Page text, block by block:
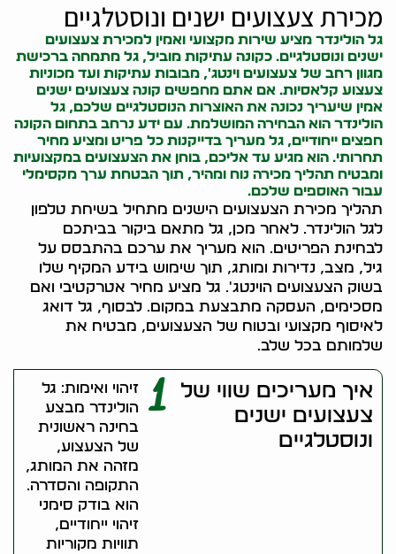
מכירת צעצועים ישנים ונוסטלגיים
גל הולינדר מציע שירות מקצועי ואמין למכירת צעצועים
ישנים ונוסטלגיים. כקונה עתיקות מוביל, גל מתמחה ברכישת
מגוון רחב של צעצועים וינטג', מבובות עתיקות ועד מכוניות
צעצוע קלאסיות. אם אתם מחפשים קונה צעצועים ישנים
אמין שיעריך נכונה את האוצרות הנוסטלגיים שלכם, גל
הולינדר הוא הבחירה המושלמת. עם ידע נרחב בתחום הקונה
חפצים ייחודיים, גל מעריך בדייקנות כל פריט ומציע מחיר
תחרותי. הוא מגיע עד אליכם, בוחן את הצעצועים במקצועיות
ומבטיח תהליך מכירה נוח ומהיר, תוך הבטחת ערך מקסימלי
עבור האוספים שלכם.
תהליך מכירת הצעצועים הישנים מתחיל בשיחת טלפון
לגל הולינדר. לאחר מכן, גל מתאם ביקור בביתכם
לבחינת הפריטים. הוא מעריך את ערכם בהתבסס על
גיל, מצב, נדירות ומותג, תוך שימוש בידע המקיף שלו
בשוק הצעצועים הוינטג'. גל מציע מחיר אטרקטיבי ואם
מסכימים, העסקה מתבצעת במקום. לבסוף, גל דואג
לאיסוף מקצועי ובטוח של הצעצועים, מבטיח את
שלמותם בכל שלב.
איך מעריכים שווי של
צעצועים ישנים
ונוסטלגיים
1
זיהוי ואימות: גל
הולינדר מבצע
בחינה ראשונית
של הצעצוע,
מזהה את המותג,
התקופה והסדרה.
הוא בודק סימני
זיהוי ייחודיים,
תוויות מקוריות